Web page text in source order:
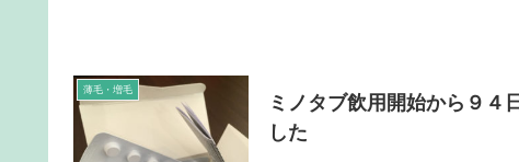
薄毛・増毛
ミノタブ飲用開始から９４
した